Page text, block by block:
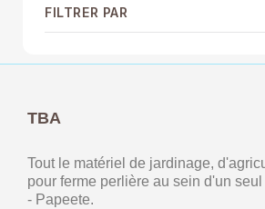
FILTRER PAR
TBA
Tout le matériel de jardinage,
pour ferme perlière au sein d'un
- Papeete.